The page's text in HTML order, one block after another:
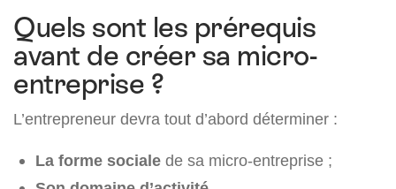
Quels sont les prérequis
avant de créer sa micro-
entreprise ?
L’entrepreneur devra tout d’abord déterminer :
La forme sociale de sa micro-entreprise ;